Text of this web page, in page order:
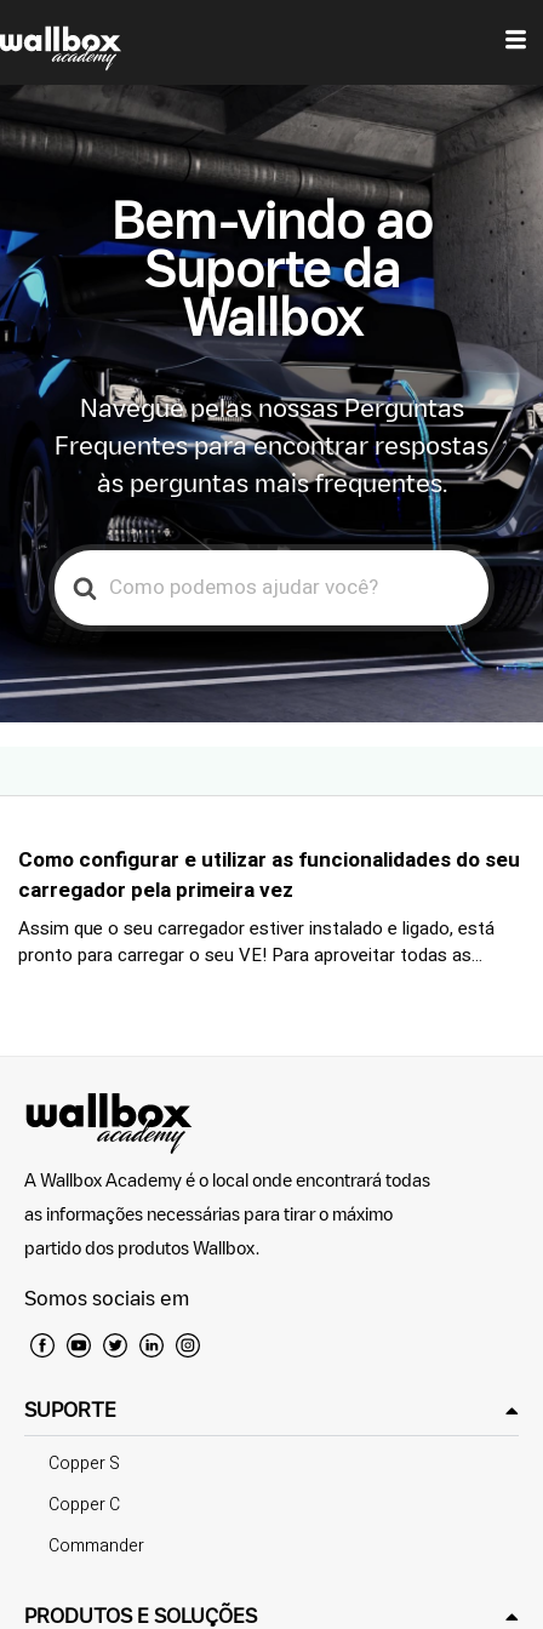
Bem-vindo ao
Suporte da
Wallbox
Navegue pelas nossas Perguntas
Frequentes para encontrar respostas
às perguntas mais frequentes.
Search
For
Como configurar e utilizar as funcionalidades do seu
carregador pela primeira vez
Assim que o seu carregador estiver instalado e ligado, está
pronto para carregar o seu VE! Para aproveitar todas as...
A Wallbox Academy é o local onde encontrará todas
as informações necessárias para tirar o máximo
partido dos produtos Wallbox.
Somos sociais em
SUPORTE
Copper S
Copper C
Commander
PRODUTOS E SOLUÇÕES